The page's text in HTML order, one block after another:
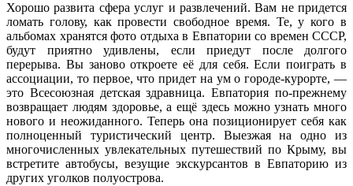
Хорошо развита сфера услуг и развлечений. Вам не придется
ломать голову, как провести свободное время. Те, у кого в
альбомах хранятся фото отдыха в Евпатории со времен СССР,
будут приятно удивлены, если приедут после долгого
перерыва. Вы заново откроете её для себя. Если поиграть в
ассоциации, то первое, что придет на ум о городе-курорте, —
это Всесоюзная детская здравница. Евпатория по-прежнему
возвращает людям здоровье, а ещё здесь можно узнать много
нового и неожиданного. Теперь она позиционирует себя как
полноценный туристический центр. Выезжая на одно из
многочисленных увлекательных путешествий по Крыму, вы
встретите автобусы, везущие экскурсантов в Евпаторию из
других уголков полуострова.